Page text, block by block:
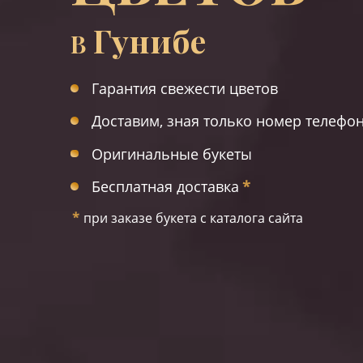
В Гунибе
Гарантия свежести цветов
Доставим, зная только номер
Оригинальные букеты
Бесплатная доставка *
* при заказе букета с каталога сайта